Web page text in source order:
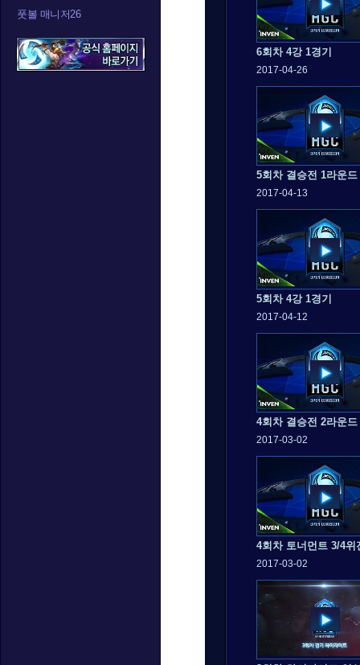
풋볼 매니저26
6회차 4강 1경기
2017-04-26
5회차 결승전 1라운드
2017-04-13
5회차 4강 1경기
2017-04-12
4회차 결승전 2라운드
2017-03-02
2017-03-02